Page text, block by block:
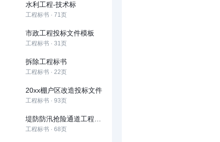
水利工程-技术标
工程标书 · 71页
市政工程投标文件模板
工程标书 · 31页
拆除工程标书
工程标书 · 22页
20xx棚户区改造投标文件
工程标书 · 93页
工程标书 · 68页